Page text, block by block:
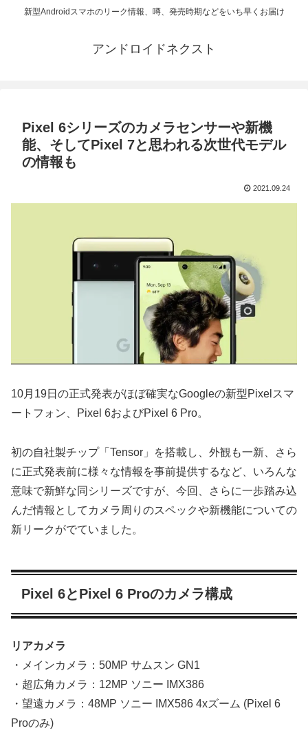
新型Androidスマホのリーク情報、噂、発売時期などをいち早くお届け
アンドロイドネクスト
Pixel 6シリーズのカメラセンサーや新機
能、そしてPixel 7と思われる次世代モデル
の情報も
2021.09.24
10月19日の正式発表がほぼ確実なGoogleの新型Pixelスマ
ートフォン、Pixel 6およびPixel 6 Pro。
初の自社製チップ「Tensor」を搭載し、外観も一新、さら
に正式発表前に様々な情報を事前提供するなど、いろんな
意味で新鮮な同シリーズですが、今回、さらに一歩踏み込
んだ情報としてカメラ周りのスペックや新機能についての
新リークがでていました。
Pixel 6とPixel 6 Proのカメラ構成
リアカメラ
・メインカメラ：50MP サムスン GN1
・超広角カメラ：12MP ソニー IMX386
・望遠カメラ：48MP ソニー IMX586 4xズーム (Pixel 6
Proのみ)